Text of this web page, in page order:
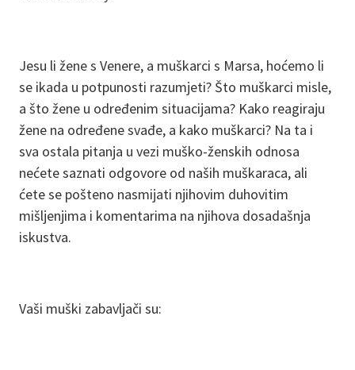
Jesu li žene s Venere, a muškarci s Marsa, hoćemo li
se ikada u potpunosti razumjeti? Što muškarci misle,
a što žene u određenim situacijama? Kako reagiraju
žene na određene svađe, a kako muškarci? Na ta i
sva ostala pitanja u vezi muško-ženskih odnosa
nećete saznati odgovore od naših muškaraca, ali
ćete se pošteno nasmijati njihovim duhovitim
mišljenjima i komentarima na njihova dosadašnja
iskustva.
Vaši muški zabavljači su: